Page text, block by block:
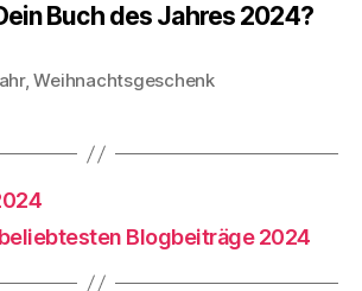
Buch des Jahres 2024?
,Weihnachtsgeschenk
beliebtesten Blogbeiträge 2024